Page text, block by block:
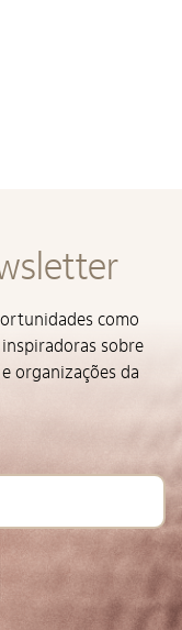
como
sobre
organizações da